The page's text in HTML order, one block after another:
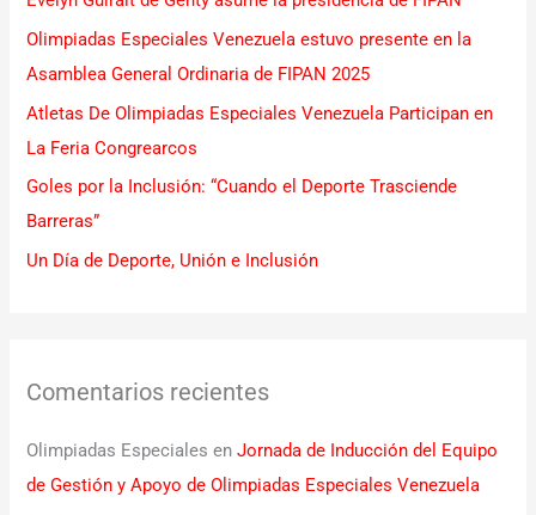
p
o
r
:
Olimpiadas Especiales Venezuela estuvo presente en la
Asamblea General Ordinaria de FIPAN 2025
Atletas De Olimpiadas Especiales Venezuela Participan en
La Feria Congrearcos
Goles por la Inclusión: “Cuando el Deporte Trasciende
Barreras”
Un Día de Deporte, Unión e Inclusión
Comentarios recientes
Olimpiadas Especiales enJornada de Inducción del Equipo
de Gestión y Apoyo de Olimpiadas Especiales Venezuela